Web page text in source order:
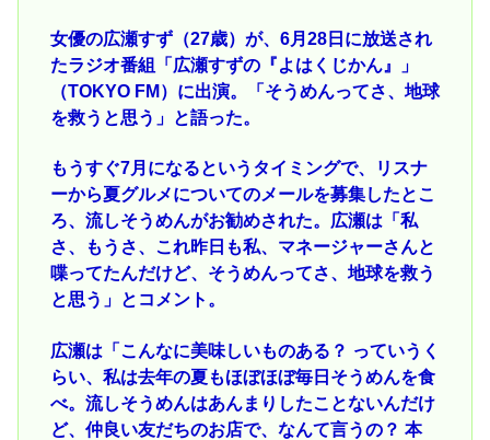
女優の広瀬すず（27歳）が、6月28日に放送され
たラジオ番組「広瀬すずの『よはくじかん』」
（TOKYO FM）に出演。「そうめんってさ、地球
を救うと思う」と語った。
もうすぐ7月になるというタイミングで、リスナ
ーから夏グルメについてのメールを募集したとこ
ろ、流しそうめんがお勧めされた。広瀬は「私
さ、もうさ、これ昨日も私、マネージャーさんと
喋ってたんだけど、そうめんってさ、地球を救う
と思う」とコメント。
広瀬は「こんなに美味しいものある？ っていうく
らい、私は去年の夏もほぼほぼ毎日そうめんを食
べ。流しそうめんはあんまりしたことないんだけ
ど、仲良い友だちのお店で、なんて言うの？ 本